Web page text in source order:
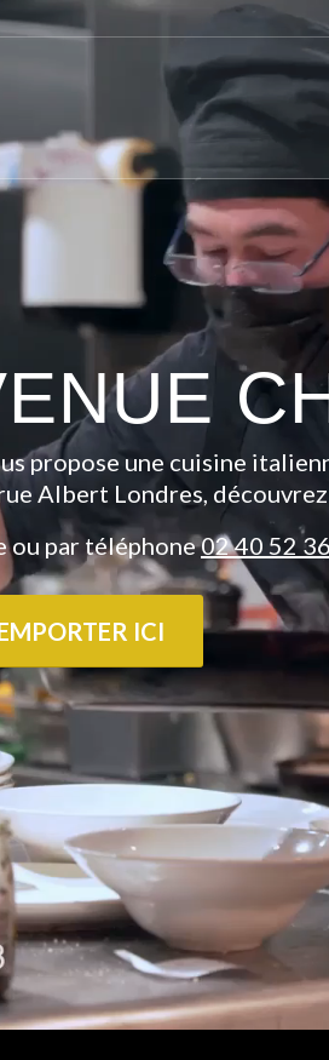
propose une cuisine
Albert Londres,
ou par téléphone02 40 52
ICI